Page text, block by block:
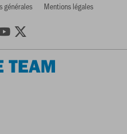
générales Mentions légales
TEAM